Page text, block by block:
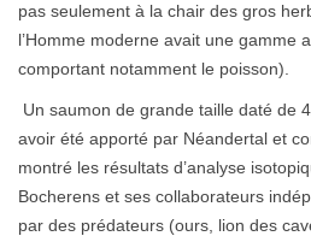
pas seulement à la chair des gros
l’Homme moderne avait une gamme
comportant notamment le poisson).
Un saumon de grande taille daté de
avoir été apporté par Néandertal et
montré les résultats d’analyse
Bocherens et ses collaborateurs
par des prédateurs (ours, lion des